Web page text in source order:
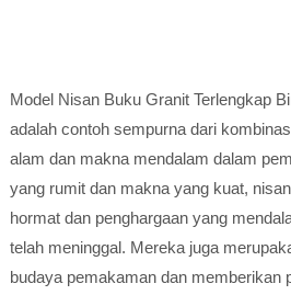
Model Nisan Buku Granit Terlengkap
adalah contoh sempurna dari
alam dan makna mendalam dalam
yang rumit dan makna yang kuat,
hormat dan penghargaan yang
telah meninggal. Mereka juga
budaya pemakaman dan memberikan